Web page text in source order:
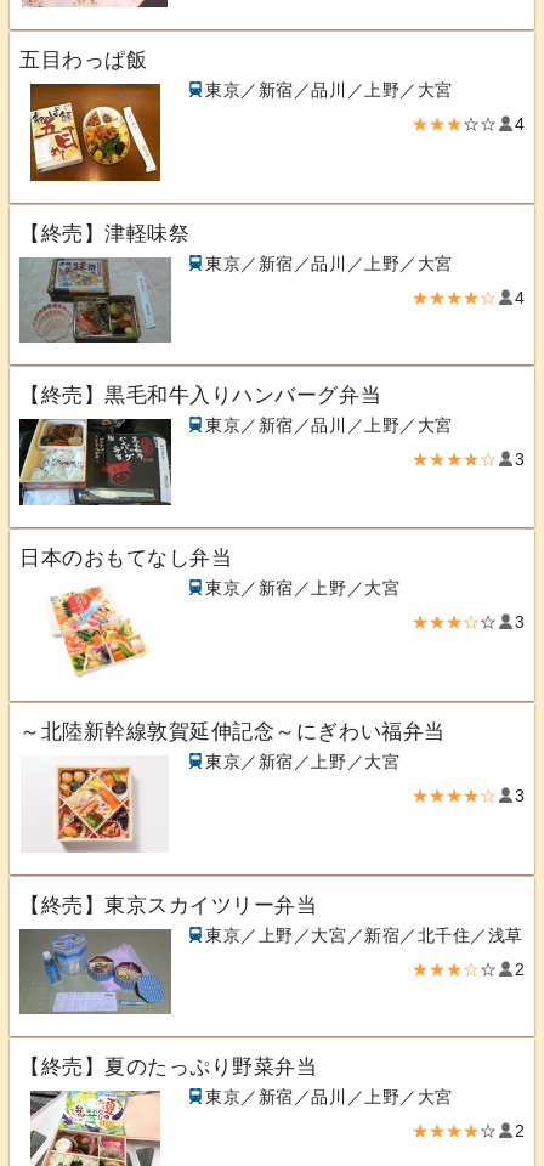
五目わっぱ飯
東京／新宿／品川／上野／大宮
★★★☆☆ 4
【終売】津軽味祭
東京／新宿／品川／上野／大宮
★★★★☆ 4
【終売】黒毛和牛入りハンバーグ弁当
東京／新宿／品川／上野／大宮
★★★★☆ 3
日本のおもてなし弁当
東京／新宿／上野／大宮
★★★☆☆ 3
～北陸新幹線敦賀延伸記念～にぎわい福弁当
東京／新宿／上野／大宮
★★★★☆ 3
【終売】東京スカイツリー弁当
東京／上野／大宮／新宿／北千住／浅草
★★★☆☆ 2
【終売】夏のたっぷり野菜弁当
東京／新宿／品川／上野／大宮
★★★★☆ 2